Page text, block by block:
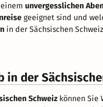
unvergesslichen
geeignet sind und
in der Sächsischen
in der
Schweiz können Sie